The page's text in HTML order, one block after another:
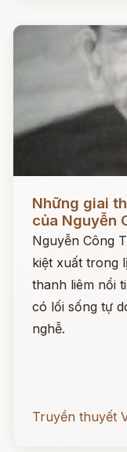
Những giai
của Nguyễn
Nguyễn Công
kiệt xuất trong
thanh liêm nổi
có lối sống tự
nghễ.
Truyền thuyết